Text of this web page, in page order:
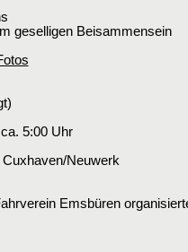
geselligen Beisammensein
5:00 Uhr
Cuxhaven/Neuwerk
Emsbüren